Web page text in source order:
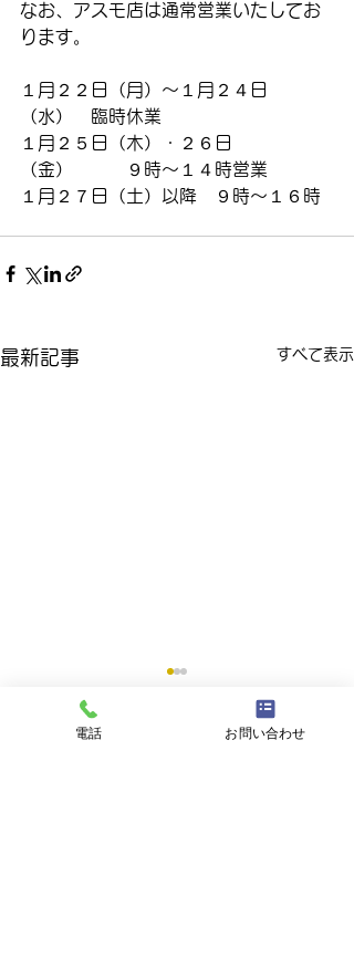
なお、アスモ店は通常営業いたしてお
ります。
１月２２日（月）～１月２４日
（水）　臨時休業
１月２５日（木）・２６日
（金）　　　９時～１４時営業
１月２７日（土）以降　９時～１６時
最新記事 すべて表示
電話 お問い合わせ